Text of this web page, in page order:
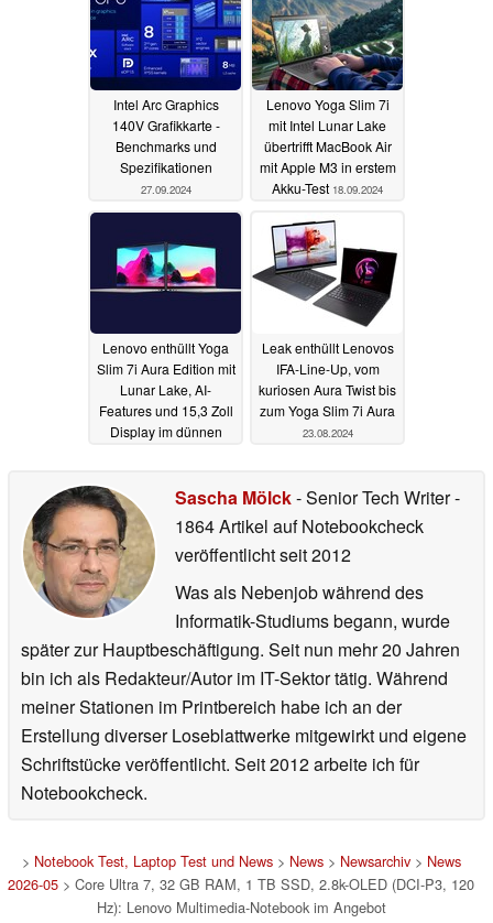
Intel Arc Graphics
140V Grafikkarte -
Benchmarks und
Spezifikationen
27.09.2024
Lenovo Yoga Slim 7i
mit Intel Lunar Lake
übertrifft MacBook Air
mit Apple M3 in erstem
Akku-Test 18.09.2024
Lenovo enthüllt Yoga
Slim 7i Aura Edition mit
Lunar Lake, AI-
Features und 15,3 Zoll
Display im dünnen
Leak enthüllt Lenovos
IFA-Line-Up, vom
kuriosen Aura Twist bis
zum Yoga Slim 7i Aura
23.08.2024
Sascha Mölck- Senior Tech Writer-
1864 Artikel auf Notebookcheck
veröffentlichtseit 2012
Was als Nebenjob während des
Informatik-Studiums begann, wurde
später zur Hauptbeschäftigung. Seit nun mehr 20 Jahren
bin ich als Redakteur/Autor im IT-Sektor tätig. Während
meiner Stationen im Printbereich habe ich an der
Erstellung diverser Loseblattwerke mitgewirkt und eigene
Schriftstücke veröffentlicht. Seit 2012 arbeite ich für
Notebookcheck.
> Notebook Test, Laptop Test und News> News> Newsarchiv> News
2026-05 > Core Ultra 7, 32 GB RAM, 1 TB SSD, 2.8k-OLED (DCI-P3, 120
Hz): Lenovo Multimedia-Notebook im Angebot